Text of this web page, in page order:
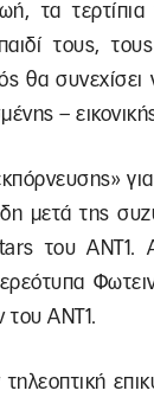
τα
τους,
θα συνεχίσει
–
για
μετά της
του ΑΝΤ1.
του ΑΝΤ1.